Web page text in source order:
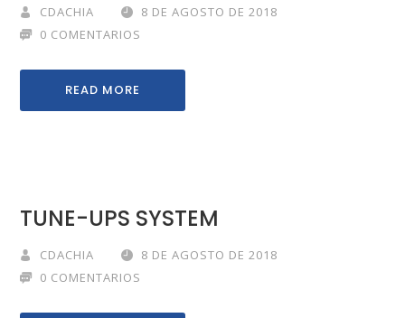
CDACHIA
8 DE AGOSTO DE 2018
0 COMENTARIOS
READ MORE
TUNE-UPS SYSTEM
CDACHIA
8 DE AGOSTO DE 2018
0 COMENTARIOS